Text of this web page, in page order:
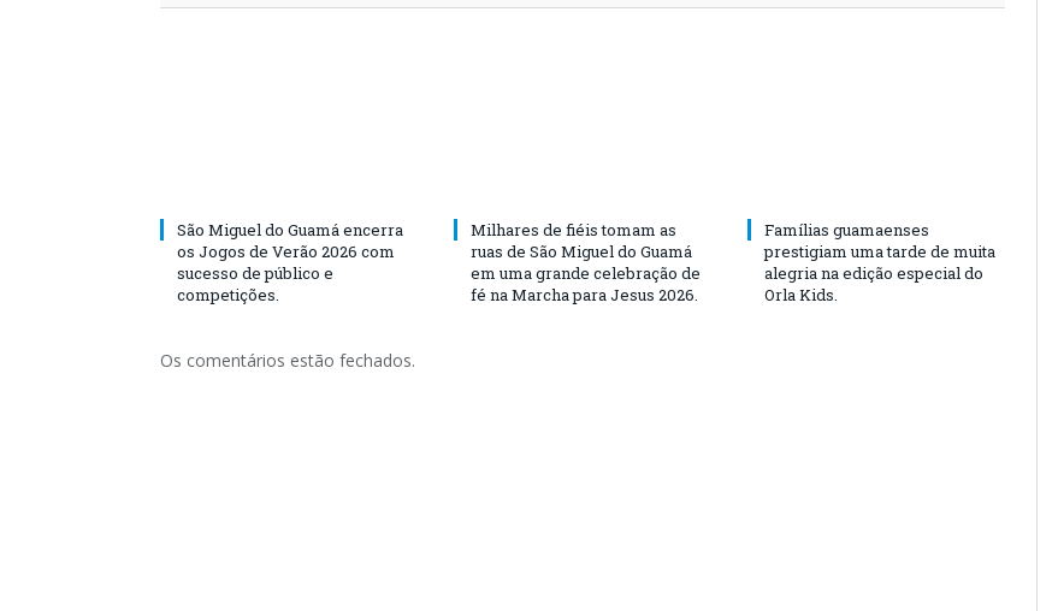
São Miguel do Guamá encerra
os Jogos de Verão 2026 com
sucesso de público e
competições.
Milhares de fiéis tomam as
ruas de São Miguel do Guamá
em uma grande celebração de
fé na Marcha para Jesus 2026.
Famílias guamaenses
prestigiam uma tarde de muita
alegria na edição especial do
Orla Kids.
Os comentários estão fechados.